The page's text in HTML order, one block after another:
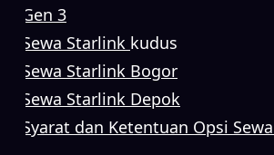
Gen 3
Sewa Starlink kudus
Sewa Starlink Bogor
Sewa Starlink Depok
Syarat dan Ketentuan Opsi